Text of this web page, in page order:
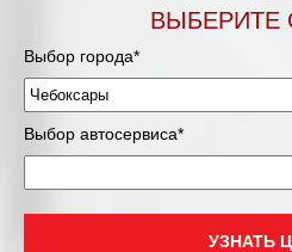
ВЫБЕРИТЕ
Выбор города*
Выбор автосервиса*
УЗНАТЬ